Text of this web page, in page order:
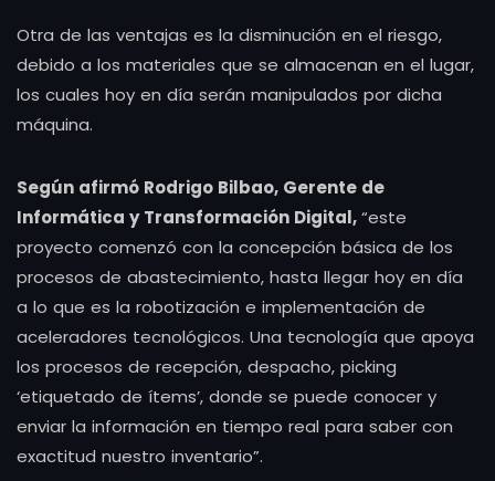
Otra de las ventajas es la disminución en el riesgo,
debido a los materiales que se almacenan en el lugar,
los cuales hoy en día serán manipulados por dicha
máquina.
Según afirmó Rodrigo Bilbao, Gerente de
Informática y Transformación Digital,“este
proyecto comenzó con la concepción básica de los
procesos de abastecimiento, hasta llegar hoy en día
a lo que es la robotización e implementación de
aceleradores tecnológicos. Una tecnología que apoya
los procesos de recepción, despacho, picking
‘etiquetado de ítems’, donde se puede conocer y
enviar la información en tiempo real para saber con
exactitud nuestro inventario”.